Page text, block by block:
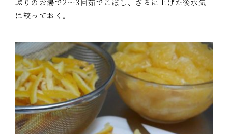
ぷりのお湯で2～3回茹でこぼし、ざるに上げた後水気
は絞っておく。